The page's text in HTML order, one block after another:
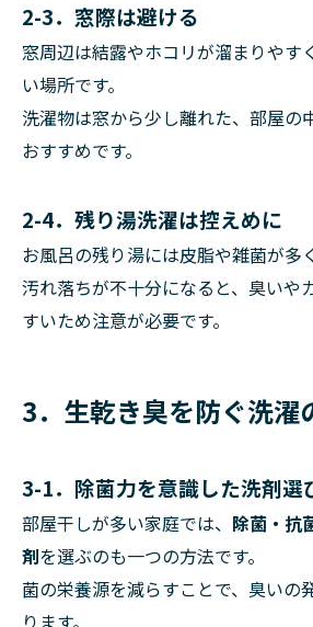
2-3．窓際は避ける
窓周辺は結露やホコリが溜まりやす
い場所です。
洗濯物は窓から少し離れた、部屋の
おすすめです。
2-4．残り湯洗濯は控えめに
お風呂の残り湯には皮脂や雑菌が多
汚れ落ちが不十分になると、臭いや
すいため注意が必要です。
3．生乾き臭を防ぐ洗濯
3-1．除菌力を意識した洗剤選
部屋干しが多い家庭では、 除菌・抗
剤を選ぶのも一つの方法です。
菌の栄養源を減らすことで、臭いの
ります。